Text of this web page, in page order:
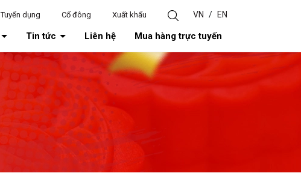
Tuyển dụng Cổ đông Xuất khẩu VN / EN
Tin tức Liên hệ Mua hàng trực tuyến